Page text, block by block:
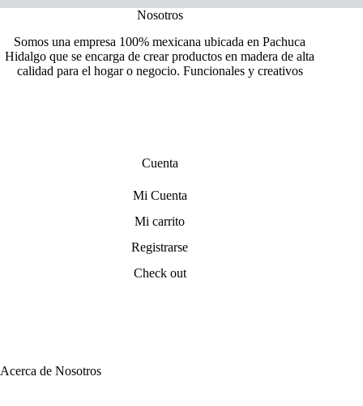
Nosotros
Somos una empresa 100% mexicana ubicada en Pachuca
Hidalgo que se encarga de crear productos en madera de alta
calidad para el hogar o negocio. Funcionales y creativos
Cuenta
Mi Cuenta
Mi carrito
Registrarse
Check out
Acerca de Nosotros